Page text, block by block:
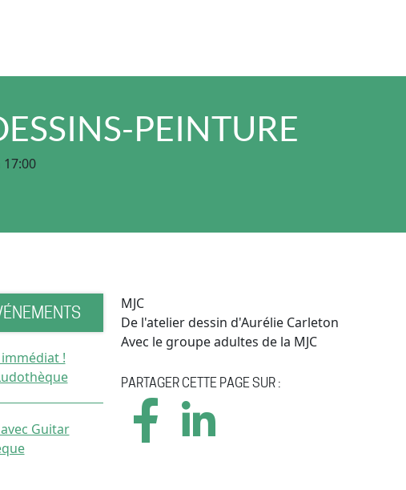
PEINTURE
17:00
!
Guitar
MJC
De l'atelier dessin d'Aurélie Carleton
Avec le groupe adultes de la MJC
PARTAGER CETTE PAGE SUR :